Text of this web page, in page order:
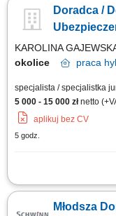
nowych klientów B2B
należeć będzie m.in.
Doradca /
KAROLINA
okolice
praca
specjalista / specjalistka
5 000 - 15 000 złnetto
aplikuj bez CV
5 godz.
Nie wymagamy
oraz zaangażowanie w
Młodsza